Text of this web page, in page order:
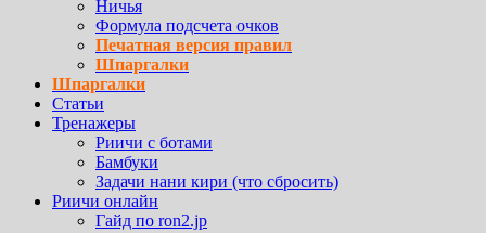
Ничья
Формула подсчета очков
Печатная версия правил
Шпаргалки
Шпаргалки
Статьи
Тренажеры
Риичи с ботами
Бамбуки
Задачи нани кири (что сбросить)
Риичи онлайн
Гайд по ron2.jp